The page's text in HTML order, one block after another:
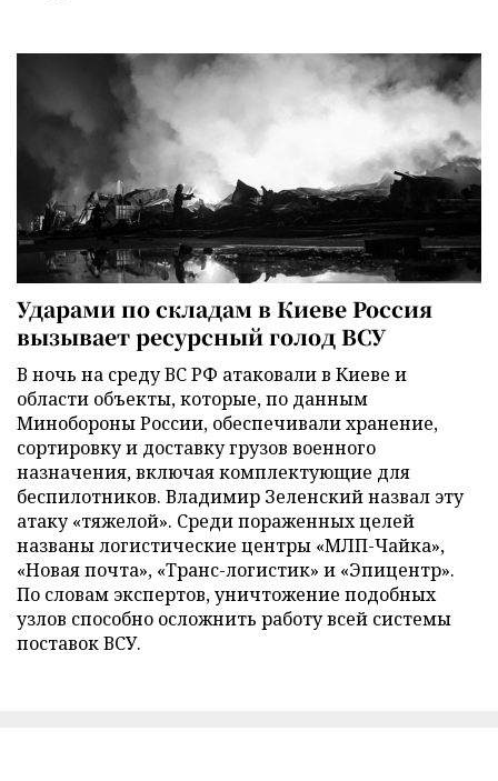
Ударами по складам в Киеве Россия
вызывает ресурсный голод ВСУ
В ночь на среду ВС РФ атаковали в Киеве и
области объекты, которые, по данным
Минобороны России, обеспечивали хранение,
сортировку и доставку грузов военного
назначения, включая комплектующие для
беспилотников. Владимир Зеленский назвал эту
атаку «тяжелой». Среди пораженных целей
названы логистические центры «МЛП-Чайка»,
«Новая почта», «Транс-логистик» и «Эпицентр».
По словам экспертов, уничтожение подобных
узлов способно осложнить работу всей системы
поставок ВСУ.